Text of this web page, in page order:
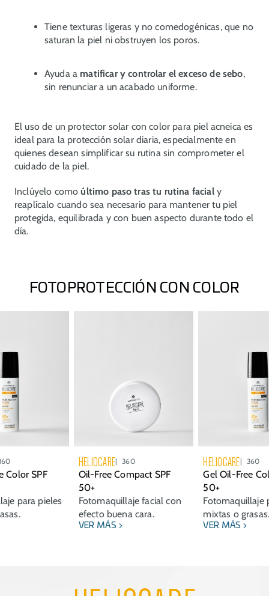
Tiene texturas ligeras y no comedogénicas, que no
saturan la piel ni obstruyen los poros.
Ayuda a matificar y controlar el exceso de sebo,
sin renunciar a un acabado uniforme.
El uso de un protector solar con color para piel acneica es
ideal para la protección solar diaria, especialmente en
quienes desean simplificar su rutina sin comprometer el
cuidado de la piel.
Inclúyelo comoúltimo paso tras tu rutina facial y
reaplícalo cuando sea necesario para mantener tu piel
protegida, equilibrada y con buen aspecto durante todo el
día.
FOTOPROTECCIÓN CON COLOR
Color SPF
para pieles
HELIOCARE 360
Oil-Free Compact SPF
50+
Fotomaquillaje facial con
efecto buena cara.
VER MÁS
HELIOCARE 360
Gel Oil-Free
50+
Fotomaquillaje
mixtas o grasas.
VER MÁS